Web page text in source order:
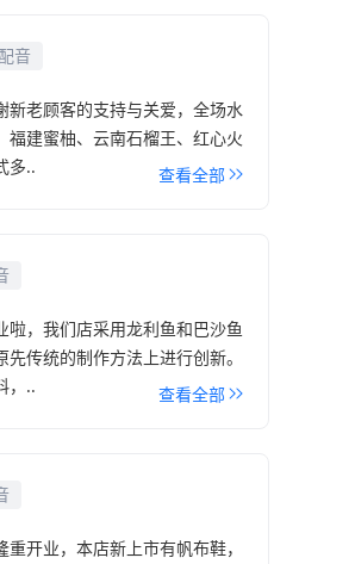
音
新老顾客的支持与关爱，全场水
建蜜柚、云南石榴王、红心火
多..
查看全部
，我们店采用龙利鱼和巴沙鱼
传统的制作方法上进行创新。
，..
查看全部
开业，本店新上市有帆布鞋，